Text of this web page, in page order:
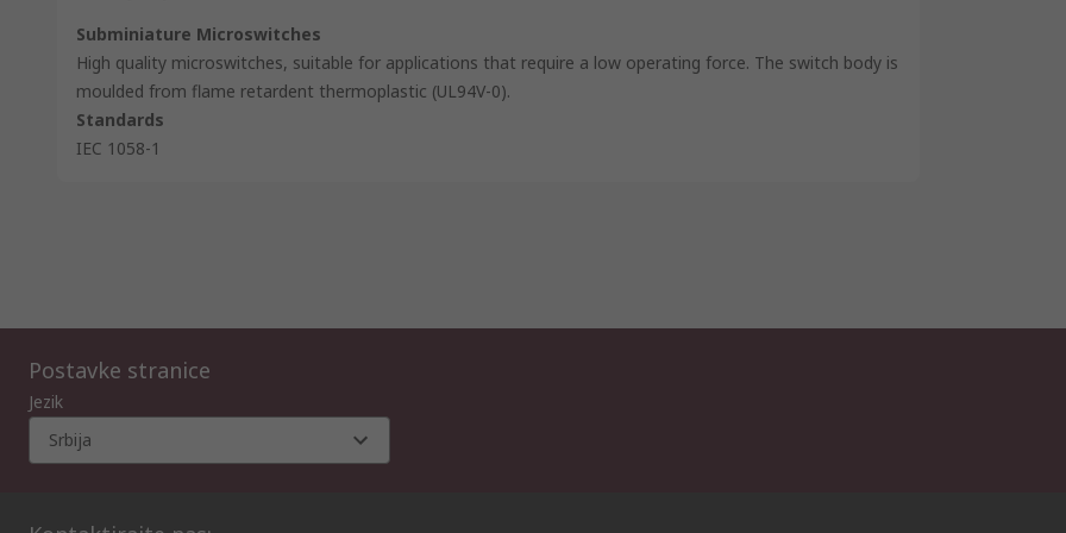
Subminiature Microswitches
High quality microswitches, suitable for applications that require a low operating force. The switch body is
moulded from flame retardent thermoplastic (UL94V-0).
Standards
IEC 1058-1
Postavke stranice
Jezik
Srbija